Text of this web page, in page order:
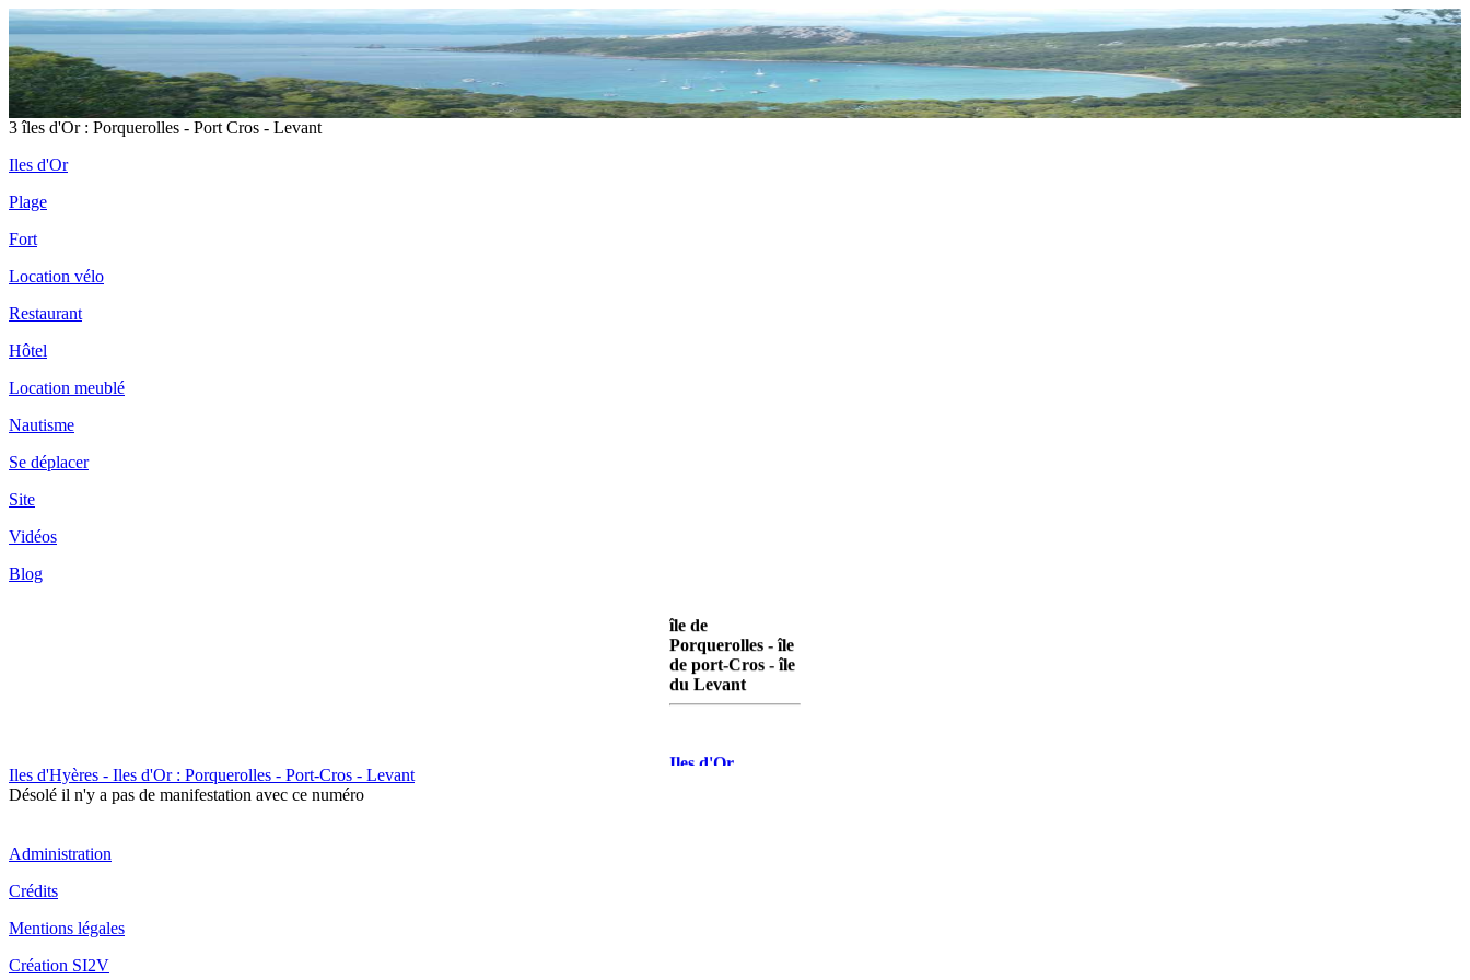
3 îles d'Or : Porquerolles - Port Cros - Levant
Iles d'Or
Plage
Fort
Location vélo
Restaurant
Hôtel
Location meublé
Nautisme
Se déplacer
Site
Vidéos
Blog
île de
Porquerolles - île
de port-Cros - île
du Levant
Iles d'Or
Iles d'Hyères - Iles d'Or : Porquerolles - Port-Cros - Levant
Désolé il n'y a pas de manifestation avec ce numéro
Administration
Crédits
Mentions légales
Création SI2V